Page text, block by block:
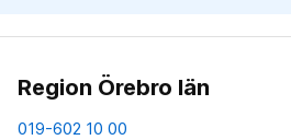
Region Örebro län
019-602 10 00